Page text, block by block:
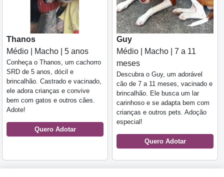
Thanos
Médio | Macho | 5 anos
Conheça o Thanos, um cachorro
SRD de 5 anos, dócil e
brincalhão. Castrado e vacinado,
ele adora crianças e convive
bem com gatos e outros cães.
Adote!
Quero Adotar
Guy
Médio | Macho | 7 a 11
meses
Descubra o Guy, um adorável
cão de 7 a 11 meses, vacinado e
brincalhão. Ele busca um lar
carinhoso e se adapta bem com
crianças e outros pets. Adoção
especial!
Quero Adotar